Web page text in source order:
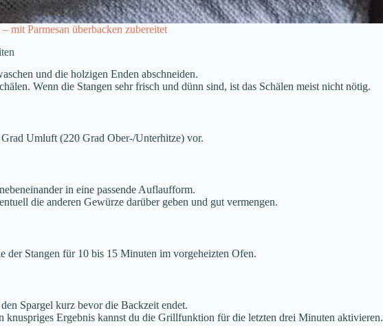
mit Parmesan überbacken zubereitet
und die holzigen Enden abschneiden.
Wenn die Stangen sehr frisch und dünn sind, ist das Schälen meist nicht nötig.
Umluft (220 Grad Ober-/Unterhitze) vor.
in eine passende Auflaufform.
die anderen Gewürze darüber geben und gut vermengen.
der Stangen für 10 bis 15 Minuten im vorgeheizten Ofen.
Spargel kurz bevor die Backzeit endet.
knuspriges Ergebnis kannst du die Grillfunktion für die letzten drei Minuten aktivieren.